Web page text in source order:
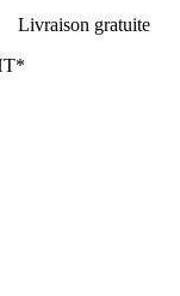
Livraison gratuite